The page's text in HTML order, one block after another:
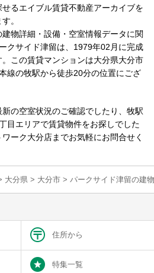
るエイブル賃貸不動産アーカイブを
。
物詳細・設備・空室情報データに関
クサイド津留は、1979年02月に完成
この賃貸マンションは大分県大分市
線の牧駅から徒歩20分の位置にござ
の空室状況のご確認でしたり、牧駅
目エリアで賃貸物件をお探しでした
ーク大分店までお気軽にお問合せく
大分県 > 大分市 > パークサイド津留の建
住所から
特集一覧